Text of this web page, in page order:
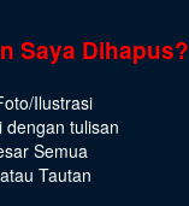
Saya Dihapus?
Ilustrasi
dengan tulisan
Semua
Tautan